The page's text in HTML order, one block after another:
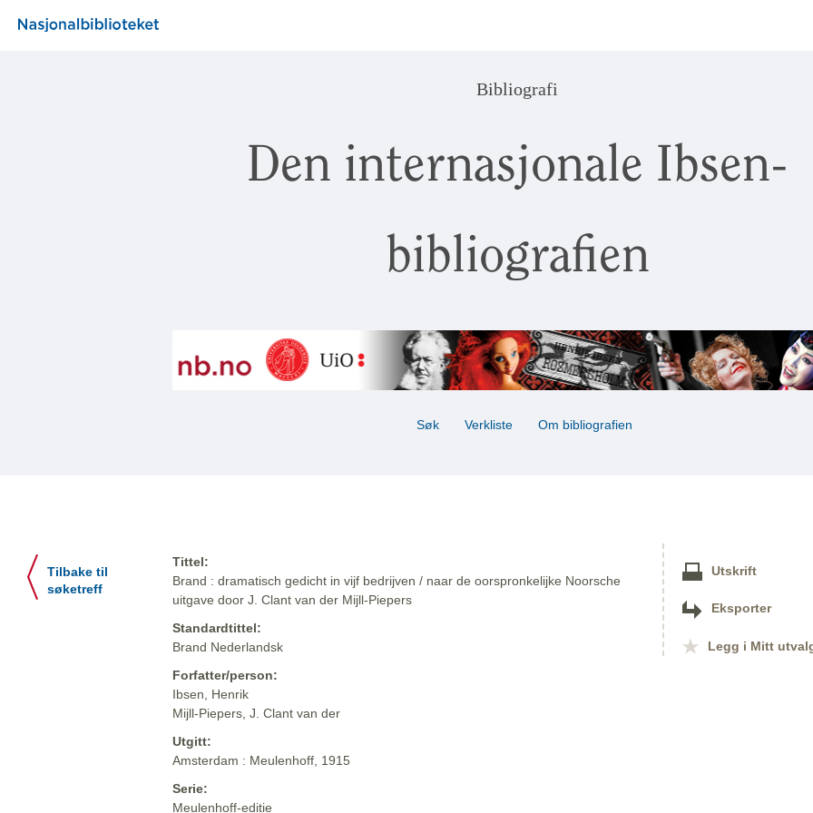
Bibliografi
Den internasjonale Ibsen-
bibliografien
Søk Verkliste Om bibliografien
Tilbake til
søketreff
Tittel:
Brand : dramatisch gedicht in vijf bedrijven / naar de oorspronkelijke Noorsche
uitgave door J. Clant van der Mijll-Piepers
Standardtittel:
Brand Nederlandsk
Forfatter/person:
Ibsen, Henrik
Mijll-Piepers, J. Clant van der
Utgitt:
Amsterdam : Meulenhoff, 1915
Serie:
Meulenhoff-editie
Utskrift
Eksporter
Legg i Mitt